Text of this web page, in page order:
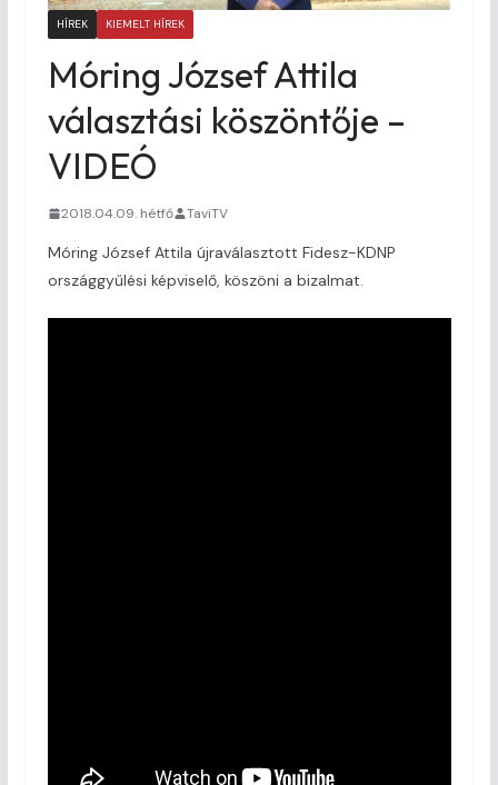
HÍREK KIEMELT HÍREK
Móring József Attila
választási köszöntője –
VIDEÓ
2018.04.09. hétfő TaviTV
Móring József Attila újraválasztott Fidesz-KDNP
országgyűlési képviselő, köszöni a bizalmat.